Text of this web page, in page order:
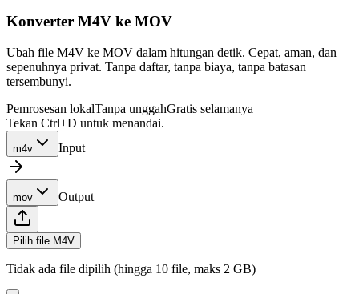
Konverter M4V ke MOV
Ubah file M4V ke MOV dalam hitungan detik. Cepat, aman, dan
sepenuhnya privat. Tanpa daftar, tanpa biaya, tanpa batasan
tersembunyi.
Pemrosesan lokalTanpa unggahGratis selamanya
Tekan Ctrl+D untuk menandai.
m4v Input
mov Output
Pilih file M4V
Tidak ada file dipilih (hingga 10 file, maks 2 GB)